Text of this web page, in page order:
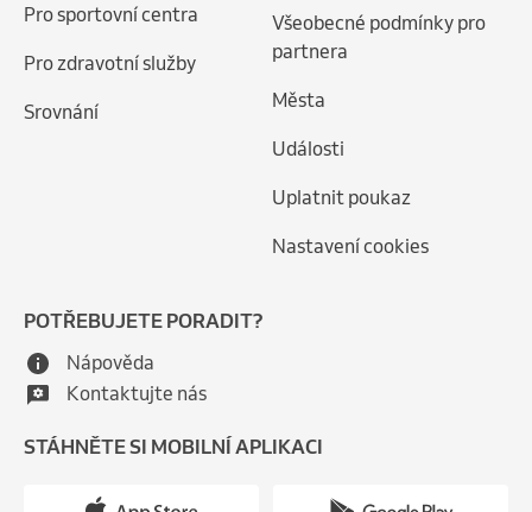
Pro sportovní centra
Pro zdravotní služby
Srovnání
Všeobecné podmínky pro
partnera
Města
Události
Uplatnit poukaz
Nastavení cookies
POTŘEBUJETE PORADIT?
Nápověda
Kontaktujte nás
STÁHNĚTE SI MOBILNÍ APLIKACI